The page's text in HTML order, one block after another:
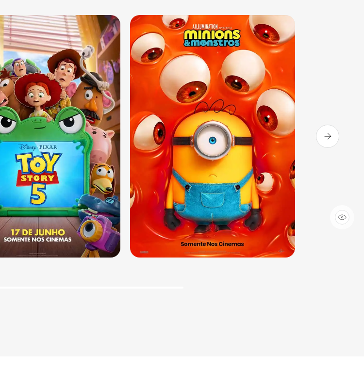
13:10 - 15:50 - 18:30 DUB Sala 3 13:50 DUB Sala 3